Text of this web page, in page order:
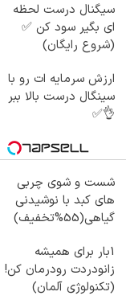
سیگنال درست لحظه
ای بگیر سود کن ✅
(شروع رایگان)
ارزش سرمایه ات رو با
سینگال درست بالا ببر
👌✅
شست و شوی چربی
های کبد با نوشیدنی
گیاهی(55%تخفیف)
1بار برای همیشه
زانودردت رودرمان کن!
(تکنولوژی آلمان)